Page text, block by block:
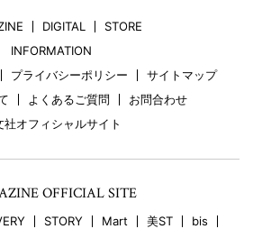
DIGITAL
STORE
INFORMATION
プライバシーポリシー
サイトマップ
よくあるご質問
お問合わせ
社オフィシャルサイト
OFFICIAL SITE
STORY Mart 美ST
bis